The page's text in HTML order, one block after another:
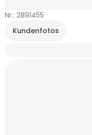
Nr.: 2891455
Kundenfotos